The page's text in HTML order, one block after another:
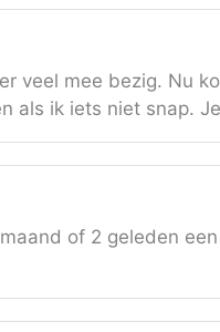
veel mee bezig. Nu
als ik iets niet snap.
of 2 geleden